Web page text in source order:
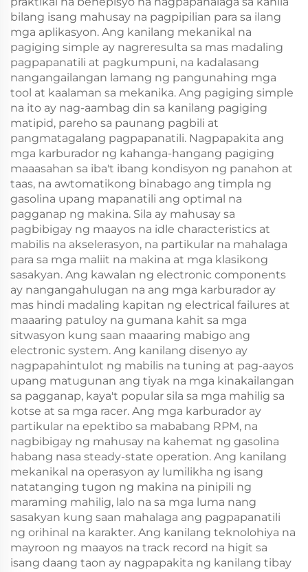
bilang isang mahusay na pagpipilian para sa ilang
mga aplikasyon. Ang kanilang mekanikal na
pagiging simple ay nagreresulta sa mas madaling
pagpapanatili at pagkumpuni, na kadalasang
nangangailangan lamang ng pangunahing mga
tool at kaalaman sa mekanika. Ang pagiging simple
na ito ay nag-aambag din sa kanilang pagiging
matipid, pareho sa paunang pagbili at
pangmatagalang pagpapanatili. Nagpapakita ang
mga karburador ng kahanga-hangang pagiging
maaasahan sa iba't ibang kondisyon ng panahon at
taas, na awtomatikong binabago ang timpla ng
gasolina upang mapanatili ang optimal na
pagganap ng makina. Sila ay mahusay sa
pagbibigay ng maayos na idle characteristics at
mabilis na akselerasyon, na partikular na mahalaga
para sa mga maliit na makina at mga klasikong
sasakyan. Ang kawalan ng electronic components
ay nangangahulugan na ang mga karburador ay
mas hindi madaling kapitan ng electrical failures at
maaaring patuloy na gumana kahit sa mga
sitwasyon kung saan maaaring mabigo ang
electronic system. Ang kanilang disenyo ay
nagpapahintulot ng mabilis na tuning at pag-aayos
upang matugunan ang tiyak na mga kinakailangan
sa pagganap, kaya't popular sila sa mga mahilig sa
kotse at sa mga racer. Ang mga karburador ay
partikular na epektibo sa mababang RPM, na
nagbibigay ng mahusay na kahemat ng gasolina
habang nasa steady-state operation. Ang kanilang
mekanikal na operasyon ay lumilikha ng isang
natatanging tugon ng makina na pinipili ng
maraming mahilig, lalo na sa mga luma nang
sasakyan kung saan mahalaga ang pagpapanatili
ng orihinal na karakter. Ang kanilang teknolohiya na
mayroon ng maayos na track record na higit sa
isang daang taon ay nagpapakita ng kanilang tibay